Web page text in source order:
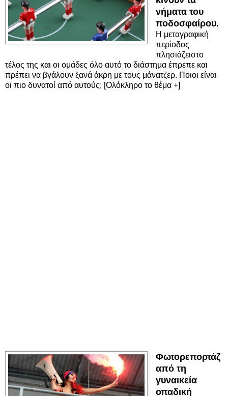
νήματα του
ποδοσφαίρου.
Η μεταγραφική
περίοδος
πλησιάζειστο
τέλος της και οι ομάδες όλο αυτό το διάστημα έπρεπε και
πρέπει να βγάλουν ξανά άκρη με τους μάνατζερ. Ποιοι είναι
οι πιο δυνατοί από αυτούς; [Ολόκληρο το θέμα +]
Φωτορεπορτάζ
από τη
γυναικεία
οπαδική